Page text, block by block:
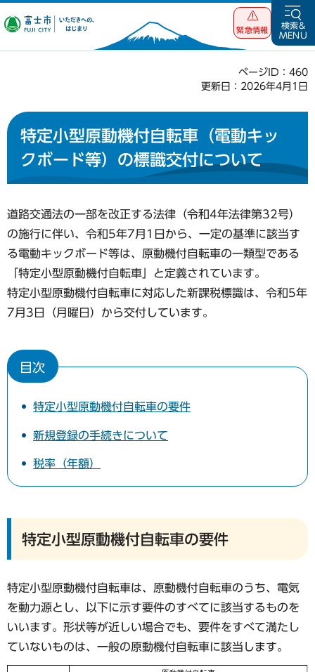
富士市 いただ
緊急情報
検索&
MENU
ページID：460
更新日：2026年4月1日
特定小型原動機付自転車（電動キッ
クボード等）の標識交付について
道路交通法の一部を改正する法律（令和4年法律第32号）
の施行に伴い、令和5年7月1日から、一定の基準に該当す
る電動キックボード等は、原動機付自転車の一類型である
「特定小型原動機付自転車」と定義されています。
特定小型原動機付自転車に対応した新課税標識は、令和5年
7月3日（月曜日）から交付しています。
目次
特定小型原動機付自転車の要件
新規登録の手続きについて
税率（年額）
特定小型原動機付自転車の要件
特定小型原動機付自転車は、原動機付自転車のうち、電気
を動力源とし、以下に示す要件のすべてに該当するものを
いいます。形状等が近しい場合でも、要件をすべて満たし
ていないものは、⼀般の原動機付⾃転⾞に該当します。